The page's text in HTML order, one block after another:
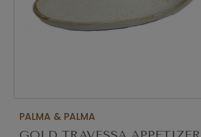
PALMA & PALMA